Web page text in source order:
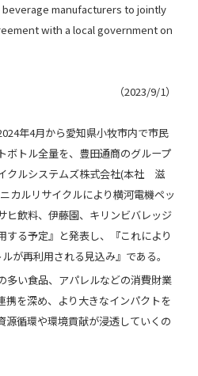
manufacturers to jointly
with a local government on
（2023/9/1）
年4月から愛知県小牧市内で市民
ボトル全量を、豊田通商のグループ
クルシステムズ株式会社(本社 滋
カルリサイクルにより横河電機ペッ
ヒ飲料、伊藤園、キリンビバレッジ
する予定』と発表し、『これにより
が再利用される見込み』である。
多い食品、アパレルなどの消費財業
携を深め、より大きなインパクトを
源循環や環境貢献が浸透していくの